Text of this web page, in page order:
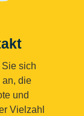
sich
an, die
und
Vielzahl